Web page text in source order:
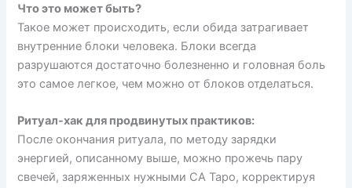
Что это может быть?
Такое может происходить, если обида затрагивает
внутренние блоки человека. Блоки всегда
разрушаются достаточно болезненно и головная боль
это самое легкое, чем можно от блоков отделаться.
Ритуал-хак для продвинутых практиков:
После окончания ритуала, по методу зарядки
энергией, описанному выше, можно прожечь пару
свечей, заряженных нужными СА Таро, корректируя